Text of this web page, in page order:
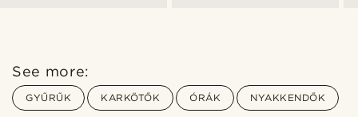
See more:
GYŰRŰK KARKÖTŐK ÓRÁK NYAKKENDŐK